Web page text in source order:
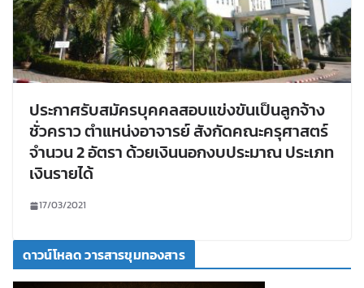
ประกาศรับสมัครบุคคลสอบแข่งขันเป็นลูกจ้าง
ชั่วคราว ตำแหน่งอาจารย์ สังกัดคณะครุศาสตร์
จำนวน 2 อัตรา ด้วยเงินนอกงบประมาณ ประเภท
เงินรายได้
17/03/2021
ดาวน์โหลด วารสารขุมทองสาร